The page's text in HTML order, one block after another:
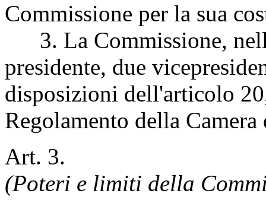
Commissione per la sua
3. La Commissione,
presidente, due
disposizioni dell'articolo
Regolamento della
Art. 3.
(Poteri e limiti della